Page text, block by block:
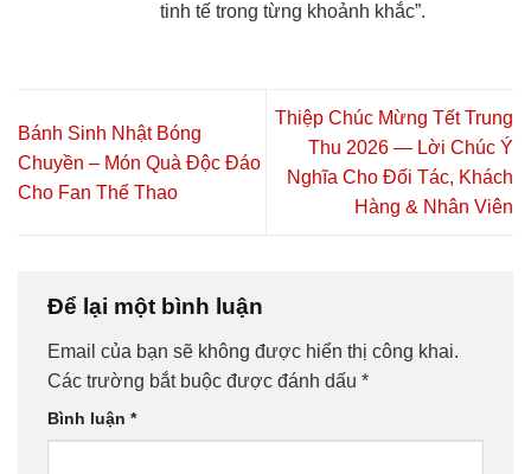
tinh tế trong từng khoảnh khắc”.
Bánh Sinh Nhật Bóng
Chuyền – Món Quà Độc Đáo
Cho Fan Thể Thao
Thiệp Chúc Mừng Tết Trung
Thu 2026 — Lời Chúc Ý
Nghĩa Cho Đối Tác, Khách
Hàng & Nhân Viên
Để lại một bình luận
Email của bạn sẽ không được hiển thị công khai.
Các trường bắt buộc được đánh dấu *
Bình luận *